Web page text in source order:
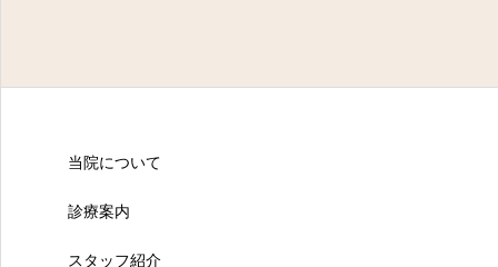
当院について
診療案内
スタッフ紹介